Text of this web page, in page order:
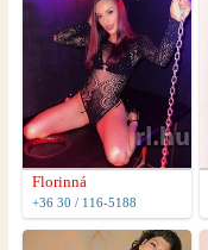
Florinná
+36 30 / 116-5188